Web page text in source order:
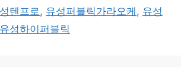
텐프로, 유성퍼블릭가라오케 , 유성
유성하이퍼블릭